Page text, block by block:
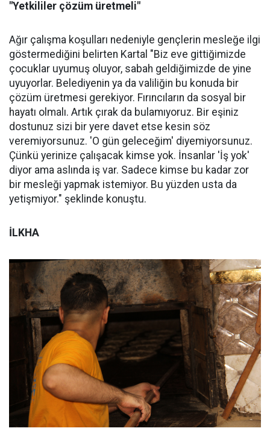
"Yetkililer çözüm üretmeli"
Ağır çalışma koşulları nedeniyle gençlerin mesleğe ilgi
göstermediğini belirten Kartal "Biz eve gittiğimizde
çocuklar uyumuş oluyor, sabah geldiğimizde de yine
uyuyorlar. Belediyenin ya da valiliğin bu konuda bir
çözüm üretmesi gerekiyor. Fırıncıların da sosyal bir
hayatı olmalı. Artık çırak da bulamıyoruz. Bir eşiniz
dostunuz sizi bir yere davet etse kesin söz
veremiyorsunuz. 'O gün geleceğim' diyemiyorsunuz.
Çünkü yerinize çalışacak kimse yok. İnsanlar 'İş yok'
diyor ama aslında iş var. Sadece kimse bu kadar zor
bir mesleği yapmak istemiyor. Bu yüzden usta da
yetişmiyor." şeklinde konuştu.
İLKHA